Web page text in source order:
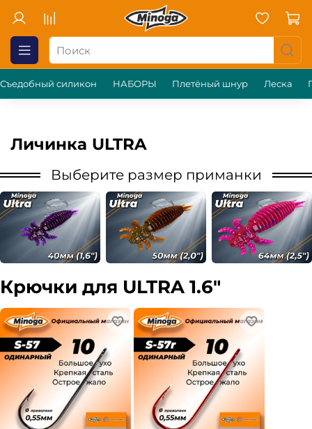
Съедобный силикон НАБОРЫ Плетёный шнур Леска
Личинка ULTRA
Выберите размер приманки
Крючки для ULTRA 1.6"